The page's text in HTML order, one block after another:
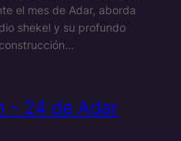
el mes de Adar, aborda
shekel y su profundo
– 24 de Adar